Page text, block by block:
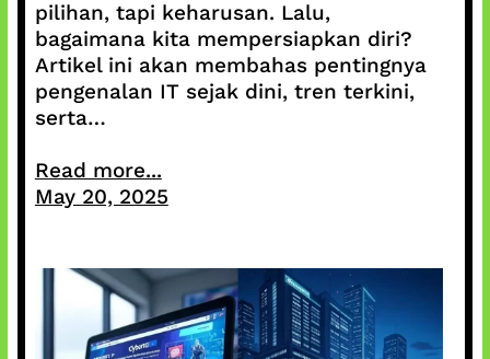
pilihan, tapi keharusan. Lalu,
bagaimana kita mempersiapkan diri?
Artikel ini akan membahas pentingnya
pengenalan IT sejak dini, tren terkini,
serta…
Read more...
May 20, 2025